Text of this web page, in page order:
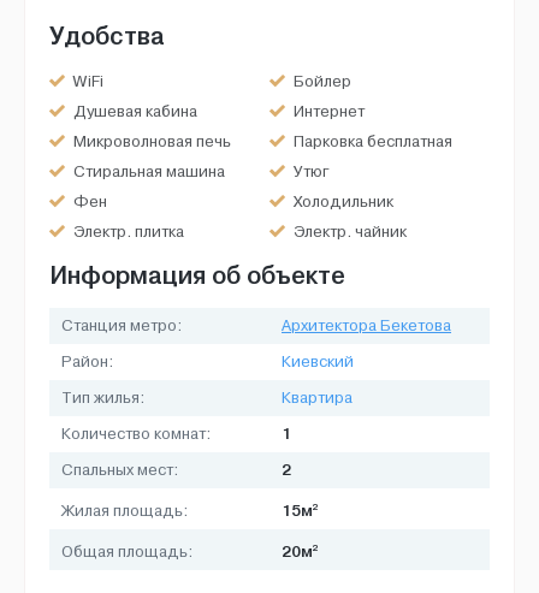
Удобства
WiFi
Бойлер
Душевая кабина
Интернет
Микроволновая печь
Парковка бесплатная
Стиральная машина
Утюг
Фен
Холодильник
Электр. плитка
Электр. чайник
Информация об объекте
Станция метро:
Архитектора Бекетова
Район:
Киевский
Тип жилья:
Квартира
Количество комнат:
1
Спальных мест: 2
Жилая площадь: 15м2
Общая площадь: 20м2